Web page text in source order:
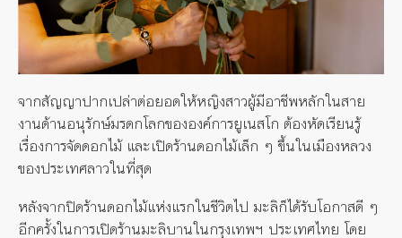
จากสัญญาปากเปล่าต่อยอดให้หญิงสาวผู้มีอาชีพหลักในสาย
งานด้านอนุรักษ์มรดกโลกขององค์การยูเนสโก ต้องหัดเรียนรู้
เรื่องการจัดดอกไม้ และเปิดร้านดอกไม้เล็ก ๆ ขึ้นในเมืองหลวง
ของประเทศลาวในที่สุด
หลังจากปิดร้านดอกไม้แห่งแรกในชีวิตไป มะลิก็ได้รับโอกาสดี ๆ
อีกครั้งในการเปิดร้านมะลิบานในกรุงเทพฯ ประเทศไทย โดย